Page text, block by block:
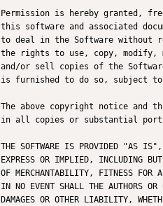
Permission is hereby granted,
this software and associated
to deal in the Software
the rights to use, copy, modify,
and/or sell copies of the
is furnished to do so, subject
The above copyright notice and
in all copies or substantial
THE SOFTWARE IS PROVIDED "AS IS",
EXPRESS OR IMPLIED, INCLUDING
OF MERCHANTABILITY, FITNESS FOR A
IN NO EVENT SHALL THE AUTHORS
DAMAGES OR OTHER LIABILITY,